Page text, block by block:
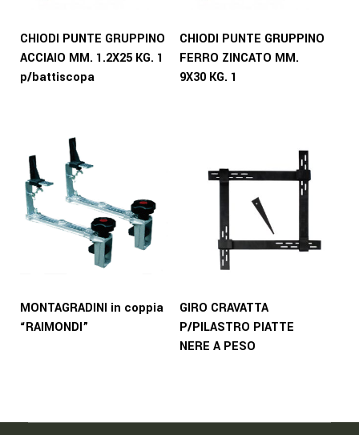
CHIODI PUNTE GRUPPINO
ACCIAIO MM. 1.2X25 KG. 1
p/battiscopa
CHIODI PUNTE GRUPPINO
FERRO ZINCATO MM.
9X30 KG. 1
MONTAGRADINI in coppia
“RAIMONDI”
GIRO CRAVATTA
P/PILASTRO PIATTE
NERE A PESO